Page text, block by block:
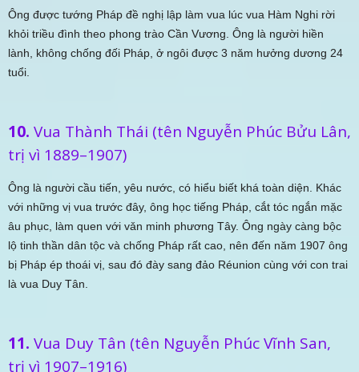
Ông được tướng Pháp đề nghị lập làm vua lúc vua Hàm Nghi rời
khỏi triều đình theo phong trào Cần Vương. Ông là người hiền
lành, không chống đối Pháp, ở ngôi được 3 năm hưởng dương 24
tuổi.
10. Vua Thành Thái (tên Nguyễn Phúc Bửu Lân,
trị vì 1889–1907)
Ông là người cầu tiến, yêu nước, có hiểu biết khá toàn diện. Khác
với những vị vua trước đây, ông học tiếng Pháp, cắt tóc ngắn mặc
âu phục, làm quen với vǎn minh phương Tây. Ông ngày càng bộc
lộ tinh thần dân tộc và chống Pháp rất cao, nên đến năm 1907 ông
bị Pháp ép thoái vị, sau đó đày sang đảo Réunion cùng với con trai
là vua Duy Tân.
11. Vua Duy Tân (tên Nguyễn Phúc Vĩnh San,
trị vì 1907–1916)